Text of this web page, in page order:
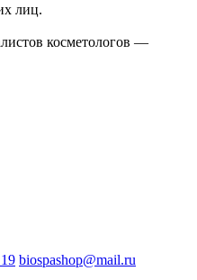
лиц.
косметологов —
biospashop@mail.ru